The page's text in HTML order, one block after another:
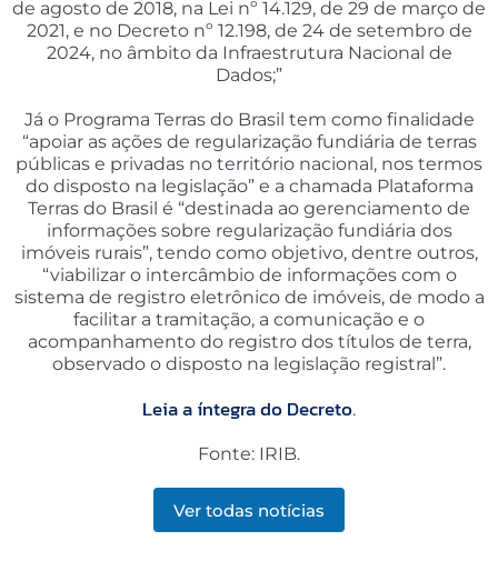
de agosto de 2018, na Lei nº 14.129, de 29 de março de
2021, e no Decreto nº 12.198, de 24 de setembro de
2024, no âmbito da Infraestrutura Nacional de
Dados;”
Já o Programa Terras do Brasil tem como finalidade
“apoiar as ações de regularização fundiária de terras
públicas e privadas no território nacional, nos termos
do disposto na legislação” e a chamada Plataforma
Terras do Brasil é “destinada ao gerenciamento de
informações sobre regularização fundiária dos
imóveis rurais”, tendo como objetivo, dentre outros,
“viabilizar o intercâmbio de informações com o
sistema de registro eletrônico de imóveis, de modo a
facilitar a tramitação, a comunicação e o
acompanhamento do registro dos títulos de terra,
observado o disposto na legislação registral”.
Leia a íntegra do Decreto.
Fonte: IRIB.
Ver todas notícias